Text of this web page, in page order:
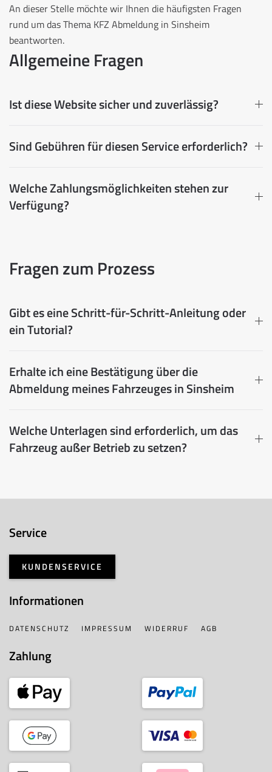
An dieser Stelle möchte wir Ihnen die häufigsten Fragen
rund um das Thema KFZ Abmeldung in Sinsheim
beantworten.
Allgemeine Fragen
Ist diese Website sicher und zuverlässig?
Sind Gebühren für diesen Service erforderlich?
Welche Zahlungsmöglichkeiten stehen zur
Verfügung?
Fragen zum Prozess
Gibt es eine Schritt-für-Schritt-Anleitung oder
ein Tutorial?
Erhalte ich eine Bestätigung über die
Abmeldung meines Fahrzeuges in Sinsheim
Welche Unterlagen sind erforderlich, um das
Fahrzeug außer Betrieb zu setzen?
Service
KUNDENSERVICE
Informationen
DATENSCHUTZ IMPRESSUM WIDERRUF AGB
Zahlung